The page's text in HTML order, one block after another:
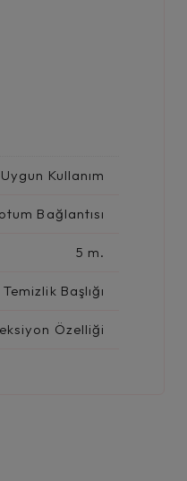
Kullanım
Bağlantısı
5 m.
Başlığı
Özelliği